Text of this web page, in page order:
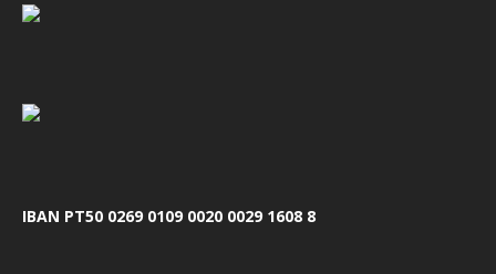
IBAN PT50 0269 0109 0020 0029 1608 8